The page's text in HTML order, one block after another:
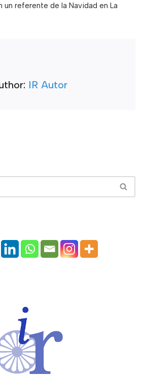
un referente de la Navidad en La
IR Autor